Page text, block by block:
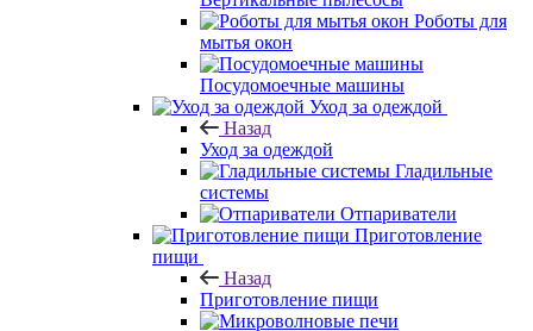
Роботы для
мытья окон
Посудомоечные машины
Уход за одеждой
Назад
Уход за одеждой
Гладильные
системы
Отпариватели
Приготовление
пищи
Назад
Приготовление пищи